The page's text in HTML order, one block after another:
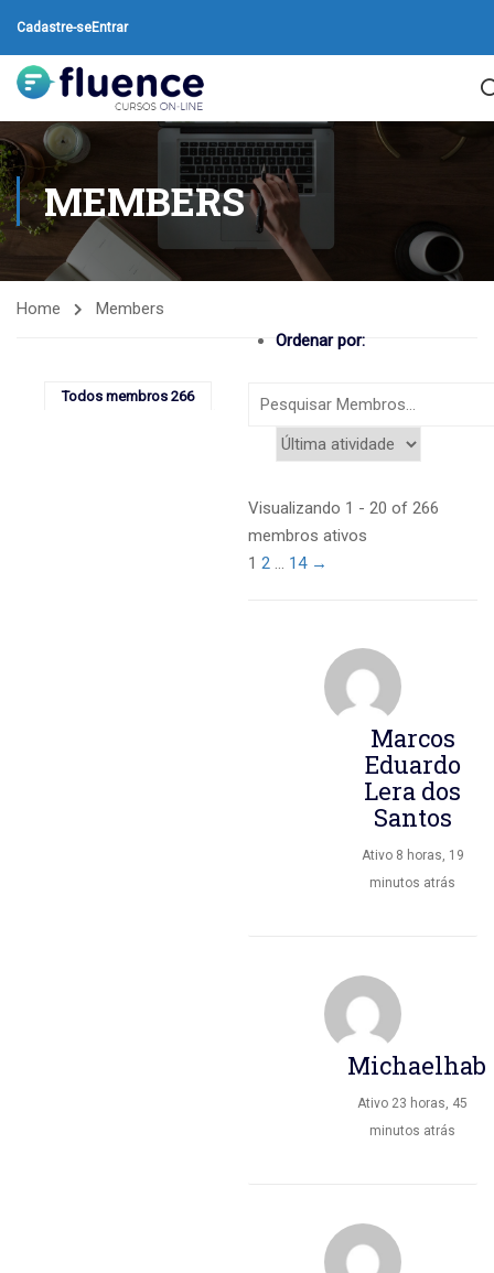
Cadastre-seEntrar
MEMBERS
Home Members
Todos membros 266
Ordenar por:
Visualizando 1 - 20 of 266
membros ativos
1 2 … 14 →
Marcos
Eduardo
Lera dos
Santos
Ativo 8 horas, 19
minutos atrás
Michaelhab
Ativo 23 horas, 45
minutos atrás